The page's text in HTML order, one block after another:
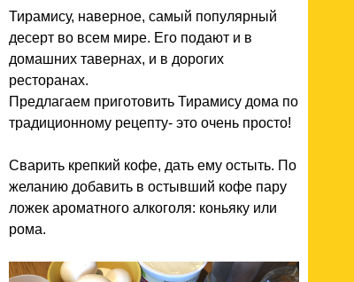
Тирамису, наверное, самый популярный
десерт во всем мире. Его подают и в
домашних тавернах, и в дорогих
ресторанах.
Предлагаем приготовить Тирамису дома по
традиционному рецепту- это очень просто!
Сварить крепкий кофе, дать ему остыть. По
желанию добавить в остывший кофе пару
ложек ароматного алкоголя: коньяку или
рома.